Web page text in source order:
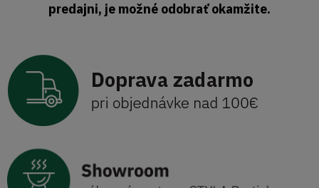
predajni, je možné odobrať okamžite.